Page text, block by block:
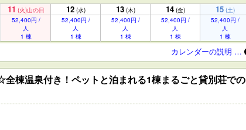
11 (火)山の日 12 (水) 13 (木) 14 (金) 15 (土)
52,400円 /
人
1 棟
52,400円 /
人
1 棟
52,400円 /
人
1 棟
52,400円 /
人
1 棟
52,400円 /
人
1 棟
カレンダーの説明 …
棟温泉付き！ペットと泊まれる1棟まるごと貸別荘での